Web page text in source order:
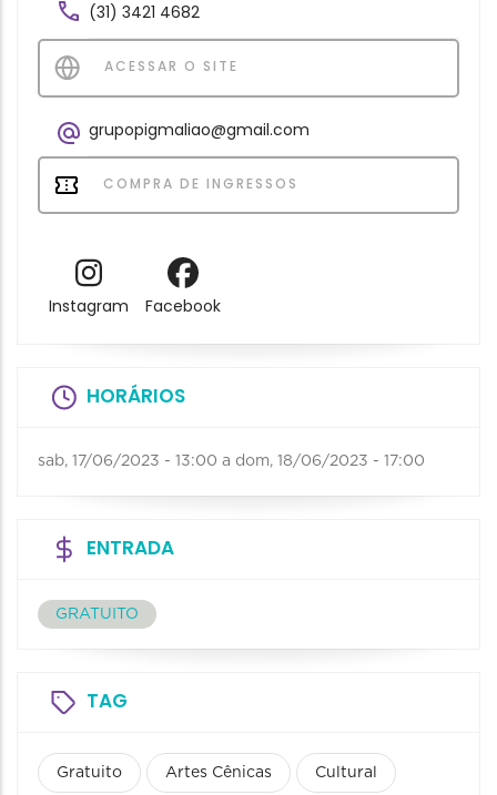
(31) 3421 4682
ACESSAR O SITE
grupopigmaliao@gmail.com
COMPRA DE INGRESSOS
Instagram Facebook
HORÁRIOS
sab, 17/06/2023 - 13:00 a dom, 18/06/2023 - 17:00
ENTRADA
GRATUITO
TAG
Gratuito Artes Cênicas Cultural